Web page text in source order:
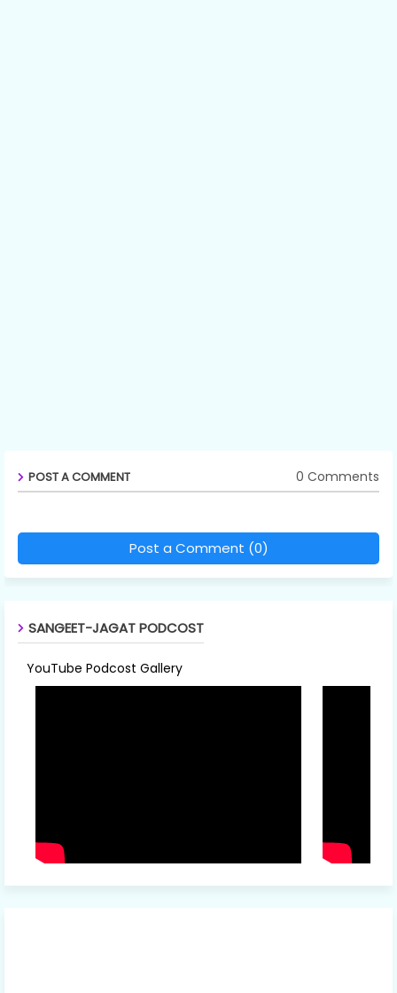
POST A COMMENT 0 Comments
Post a Comment (0)
SANGEET-JAGAT PODCOST
YouTube Podcost Gallery